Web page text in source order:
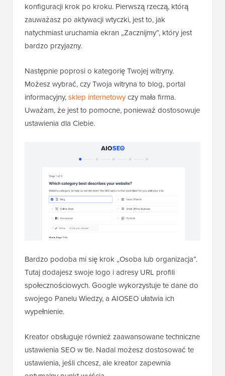
konfiguracji krok po kroku. Pierwszą rzeczą, którą
zauważasz po aktywacji wtyczki, jest to, jak
natychmiast uruchamia ekran „Zacznijmy”, który jest
bardzo przyjazny.
Następnie poprosi o kategorię Twojej witryny.
Możesz wybrać, czy Twoja witryna to blog, portal
informacyjny,sklep internetowyczy mała firma.
Uważam, że jest to pomocne, ponieważ dostosowuje
ustawienia dla Ciebie.
Bardzo podoba mi się krok „Osoba lub organizacja”.
Tutaj dodajesz swoje logo i adresy URL profili
społecznościowych. Google wykorzystuje te dane do
swojego Panelu Wiedzy, a AIOSEO ułatwia ich
wypełnienie.
Kreator obsługuje również zaawansowane techniczne
ustawienia SEO w tle. Nadal możesz dostosować te
ustawienia, jeśli chcesz, ale kreator zapewnia